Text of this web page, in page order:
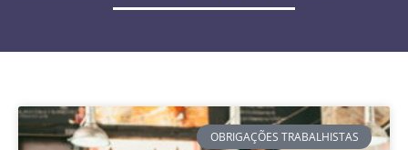
OBRIGAÇÕES TRABALHISTAS